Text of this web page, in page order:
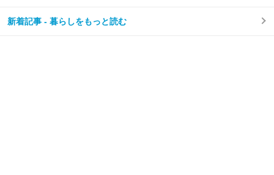
新着記事 - 暮らしをもっと読む